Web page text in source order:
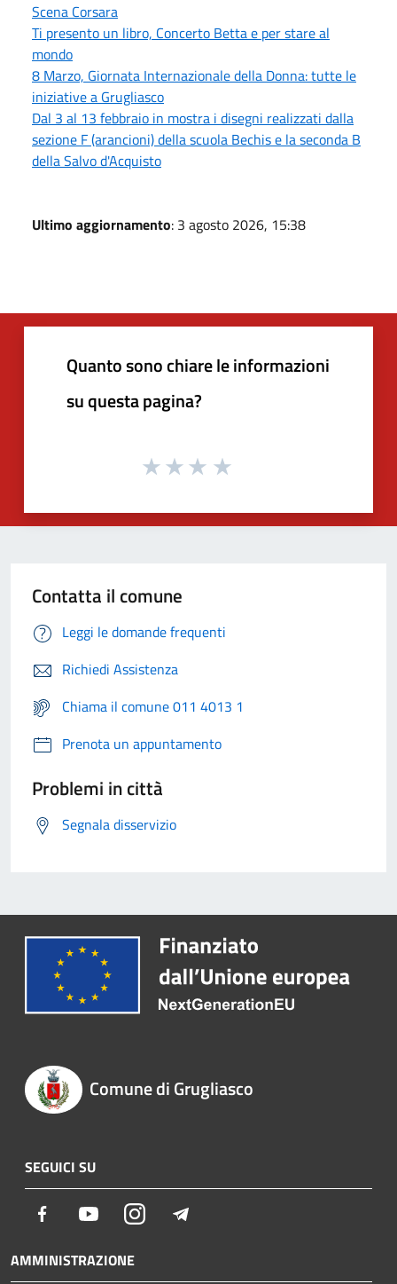
Scena Corsara
Ti presento un libro, Concerto Betta e per stare al
mondo
8 Marzo, Giornata Internazionale della Donna: tutte le
iniziative a Grugliasco
Dal 3 al 13 febbraio in mostra i disegni realizzati dalla
sezione F (arancioni) della scuola Bechis e la seconda B
della Salvo d'Acquisto
Ultimo aggiornamento: 3 agosto 2026, 15:38
Quanto sono chiare le informazioni
su questa pagina?
Contatta il comune
Leggi le domande frequenti
Richiedi Assistenza
Chiama il comune 011 4013 1
Prenota un appuntamento
Problemi in città
Segnala disservizio
Comune di Grugliasco
SEGUICI SU
Facebook YoutubeInstagram
AMMINISTRAZIONE